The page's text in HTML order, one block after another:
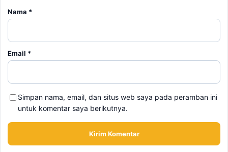
Nama *
Email *
Simpan nama, email, dan situs web saya pada peramban ini
untuk komentar saya berikutnya.